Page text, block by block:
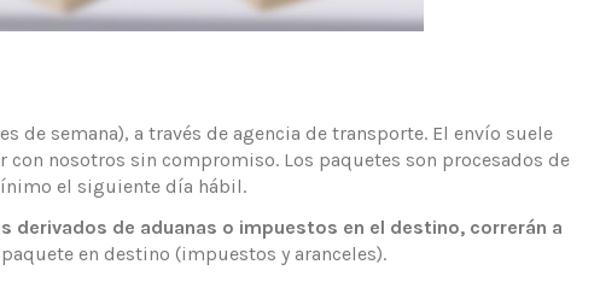
de semana), a través de agencia de transporte. El envío suele
nosotros sin compromiso. Los paquetes son procesados de
el siguiente día hábil.
derivados de aduanas o impuestos en el destino, correrán a
en destino (impuestos y aranceles).